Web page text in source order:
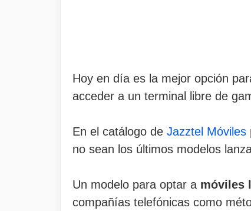
Hoy en día es la mejor opción
acceder a un terminal libre de
En el catálogo de Jazztel Móviles
no sean los últimos modelos
Un modelo para optar a móviles
compañías telefónicas como